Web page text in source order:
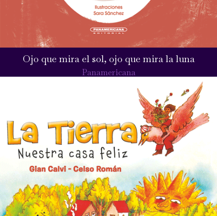
Ojo que mira el sol, ojo que mira la luna
Panamericana